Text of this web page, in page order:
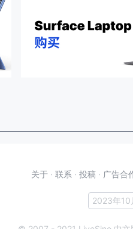
关于 · 联系 · 投稿 · 广告合